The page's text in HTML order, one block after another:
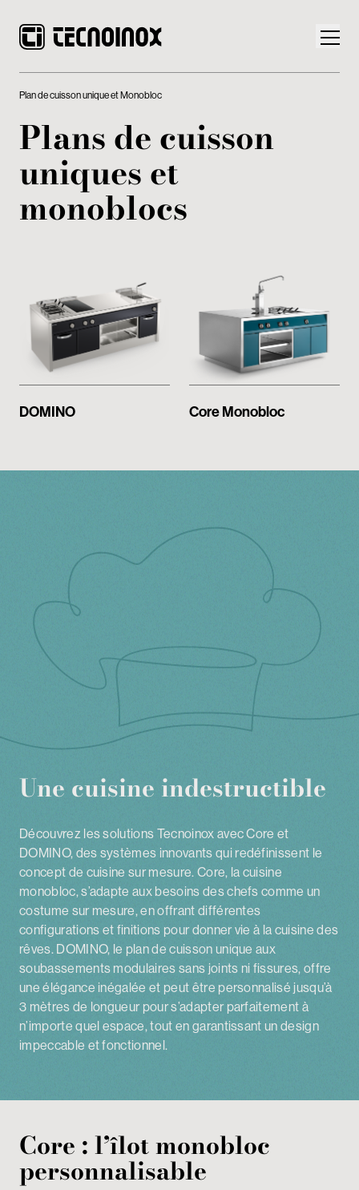
Produits
Monde Tecnoinox
Téléchargement
Nous contacter
Espace réservé
Plan de cuisson unique et Monobloc
Plans de cuisson
uniques et
monoblocs
DOMINO Core Monobloc
Une cuisine indestructible
Découvrez les solutions Tecnoinox avec Core et
DOMINO, des systèmes innovants qui redéfinissent le
concept de cuisine sur mesure. Core, la cuisine
monobloc, s’adapte aux besoins des chefs comme un
costume sur mesure, en offrant différentes
configurations et finitions pour donner vie à la cuisine des
rêves. DOMINO, le plan de cuisson unique aux
soubassements modulaires sans joints ni fissures, offre
une élégance inégalée et peut être personnalisé jusqu’à
3 mètres de longueur pour s’adapter parfaitement à
n’importe quel espace, tout en garantissant un design
impeccable et fonctionnel.
Core :l’îlot monobloc
personnalisable